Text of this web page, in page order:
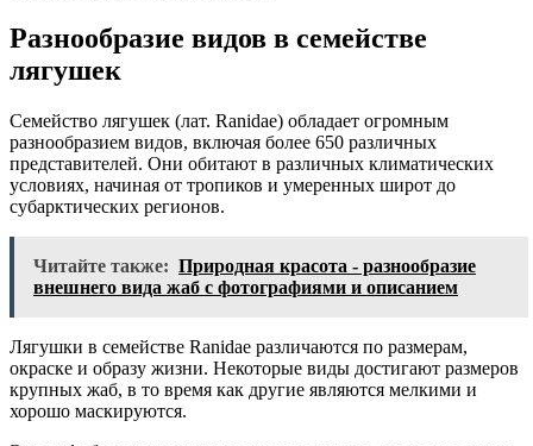
Разнообразие видов в семействе
лягушек
Семейство лягушек (лат. Ranidae) обладает огромным
разнообразием видов, включая более 650 различных
представителей. Они обитают в различных климатических
условиях, начиная от тропиков и умеренных широт до
субарктических регионов.
Читайте также: Природная красота - разнообразие
внешнего вида жаб с фотографиями и описанием
Лягушки в семействе Ranidae различаются по размерам,
окраске и образу жизни. Некоторые виды достигают размеров
крупных жаб, в то время как другие являются мелкими и
хорошо маскируются.